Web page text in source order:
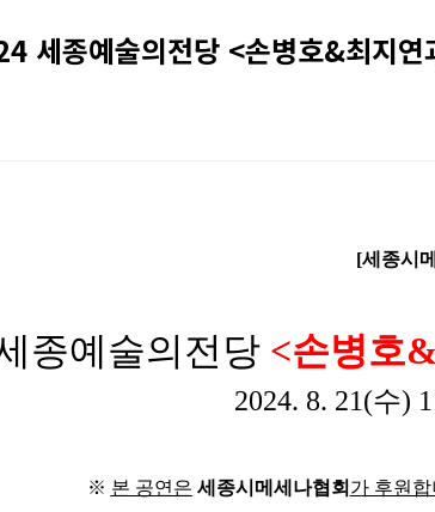
세종예술의전당 <손병호&최지
[세종시
종예술의전당 <손병호
2024. 8. 21(수)
※ 본 공연은 세종시메세나협회 가 후원합